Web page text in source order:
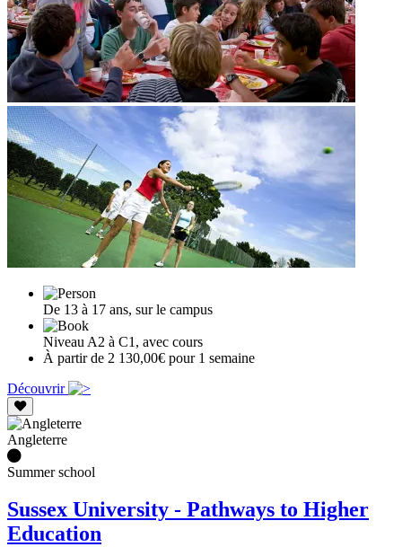
De 13 à 17 ans, sur le campus
Niveau A2 à C1, avec cours
À partir de 2 130,00€ pour 1 semaine
Découvrir
Angleterre
Summer school
Sussex University - Pathways to Higher
Education